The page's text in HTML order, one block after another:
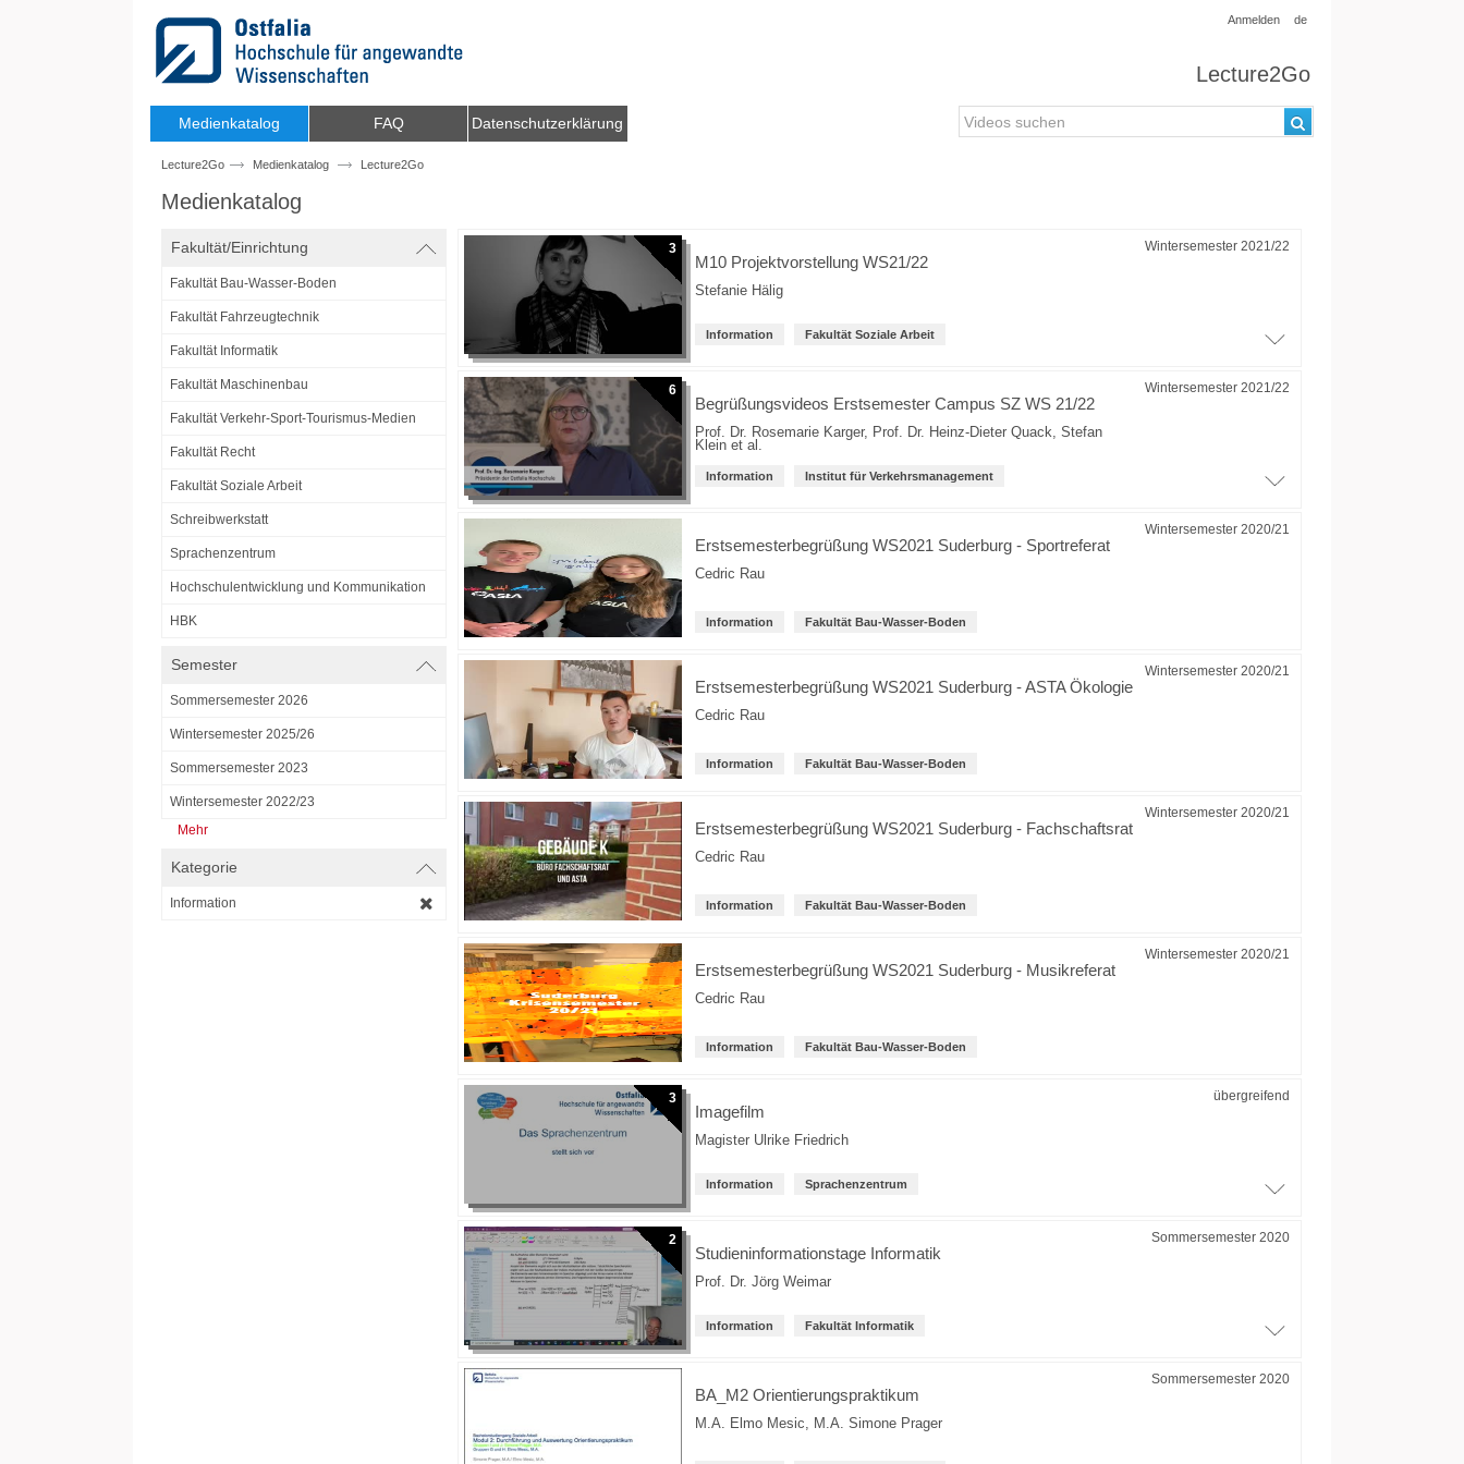
Anmelden de
Lecture2Go
Medienkatalog FAQ Datenschutzerklärung
Lecture2Go Medienkatalog Lecture2Go
Medienkatalog
Fakultät/Einrichtung
Fakultät Bau-Wasser-Boden
Fakultät Fahrzeugtechnik
Fakultät Informatik
Fakultät Maschinenbau
Fakultät Verkehr-Sport-Tourismus-Medien
Fakultät Recht
Fakultät Soziale Arbeit
Schreibwerkstatt
Sprachenzentrum
Hochschulentwicklung und Kommunikation
HBK
Semester
Sommersemester 2026
Wintersemester 2025/26
Sommersemester 2023
Wintersemester 2022/23
Mehr
Kategorie
Information
3 Wintersemester 2021/22
M10 Projektvorstellung WS21/22
Stefanie Hälig
Information Fakultät Soziale Arbeit
6 Wintersemester 2021/22
Begrüßungsvideos Erstsemester Campus SZ WS 21/22
Prof. Dr. Rosemarie Karger, Prof. Dr. Heinz-Dieter Quack,Stefan
Klein et al.
Information Institut für Verkehrsmanagement
Wintersemester 2020/21
Erstsemesterbegrüßung WS2021 Suderburg - Sportreferat
Cedric Rau
Information Fakultät Bau-Wasser-Boden
Wintersemester 2020/21
Erstsemesterbegrüßung WS2021 Suderburg - ASTA Ökologie
Cedric Rau
Information Fakultät Bau-Wasser-Boden
Wintersemester 2020/21
Erstsemesterbegrüßung WS2021 Suderburg - Fachschaftsrat
Cedric Rau
Information Fakultät Bau-Wasser-Boden
Wintersemester 2020/21
Erstsemesterbegrüßung WS2021 Suderburg - Musikreferat
Cedric Rau
Information Fakultät Bau-Wasser-Boden
3 übergreifend
Imagefilm
Magister Ulrike Friedrich
Information Sprachenzentrum
2 Sommersemester 2020
Studieninformationstage Informatik
Prof. Dr. Jörg Weimar
Information Fakultät Informatik
Sommersemester 2020
BA_M2 Orientierungspraktikum
M.A. Elmo Mesic, M.A. Simone Prager